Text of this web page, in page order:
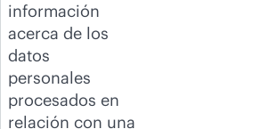
información
acerca de los
datos
personales
procesados en
relación con una